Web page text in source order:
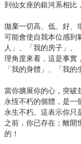
到仙女座的銀河系相比
拋棄一切高、低、好、
可能會使自我本位感到
人」、「我的房子」、
理角度來看，這是事實
「我的身體」、「我的
當你擴展你的心，突破
永恆不朽的個體，是一
永生不朽。這表示你只
之前，你已存在；離開
的！